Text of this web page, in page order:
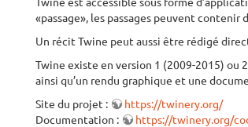
«passage», les passages peuvent
Un récit Twine peut aussi être rédigé
Twine existe en version 1 (2009-2015) ou
ainsi qu’un rendu graphique et une
Site du projet :
https://twinery.org/
Documentation :
https://twinery.org/